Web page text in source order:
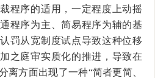
程序的适用，一定程度上动摇
程序为主、简易程序为辅的基
罚从宽制度试点导致这种位移
之庭审实质化的推进，导致在
离方面出现了一种“简者更简、